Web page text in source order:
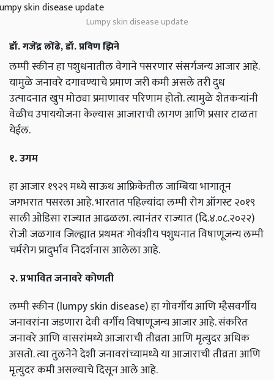
Lumpy skin disease update
डॉ. गजेंद्र लोंढे, डॉ. प्रविण झिने
लम्पी स्कीन हा पशुधनातील वेगाने पसरणार संसर्गजन्य आजार आहे.
यामुळे जनावरे दगावण्याचे प्रमाण जरी कमी असले तरी दुध
उत्पादनात खुप मोठ्या प्रमाणावर परिणाम होतो. त्यामुळे शेतकऱ्यांनी
वेळीच उपाययोजना केल्यास आजाराची लागण आणि प्रसार टाळता
येईल.
१. उगम
हा आजार १९२९ मध्ये साऊथ आफ्रिकेतील जाम्बिया भागातून
जगभरात पसरला आहे. भारतात पहिल्यांदा लम्पी रोग ऑगस्ट २०१९
साली ओडिसा राज्यात आढळला. त्यानंतर राज्यात (दि.४.०८.२०२२)
रोजी जळगाव जिल्ह्यात प्रथमतः गोवंशीय पशुधनात विषाणूजन्य लम्पी
चर्मरोग प्रादुर्भाव निदर्शनास आलेला आहे.
२. प्रभावित जनावरे कोणती
लम्पी स्कीन (lumpy skin disease) हा गोवर्गीय आणि म्हैसवर्गीय
जनावरांना जडणारा देवी वर्गीय विषाणूजन्य आजार आहे. संकरित
जनावरे आणि वासरांमध्ये आजाराची तीव्रता आणि मृत्युदर अधिक
असतो. त्या तुलनेने देशी जनावरांच्यामध्ये या आजाराची तीव्रता आणि
मृत्युदर कमी असल्याचे दिसून आले आहे.